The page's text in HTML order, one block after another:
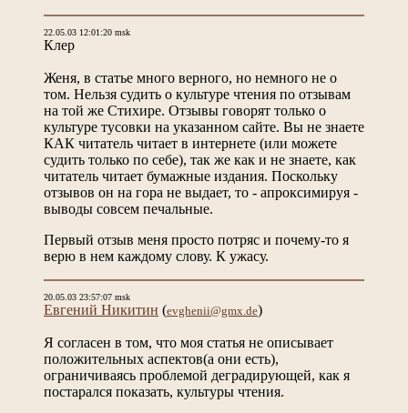
22.05.03 12:01:20 msk
Клер
Женя, в статье много верного, но немного не о
том. Нельзя судить о культуре чтения по отзывам
на той же Стихире. Отзывы говорят только о
культуре тусовки на указанном сайте. Вы не знаете
КАК читатель читает в интернете (или можете
судить только по себе), так же как и не знаете, как
читатель читает бумажные издания. Поскольку
отзывов он на гора не выдает, то - апроксимируя -
выводы совсем печальные.
Первый отзыв меня просто потряс и почему-то я
верю в нем каждому слову. К ужасу.
20.05.03 23:57:07 msk
Евгений Никитин (evghenii@gmx.de)
Я согласен в том, что моя статья не описывает
положительных аспектов(а они есть),
ограничиваясь проблемой деградирующей, как я
постарался показать, культуры чтения.